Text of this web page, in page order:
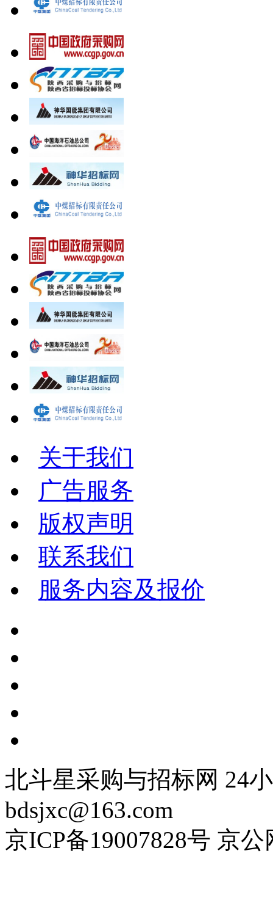
关于我们
广告服务
版权声明
联系我们
服务内容及报价
北斗星采购与招标网 24
bdsjxc@163.com
京ICP备19007828号 京